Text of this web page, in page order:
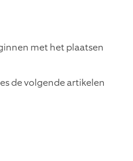
met het plaatsen
de volgende artikelen